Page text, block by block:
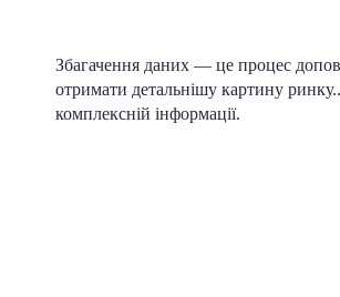
Збагачення даних — це процес
отримати детальнішу картину
комплексній інформації.